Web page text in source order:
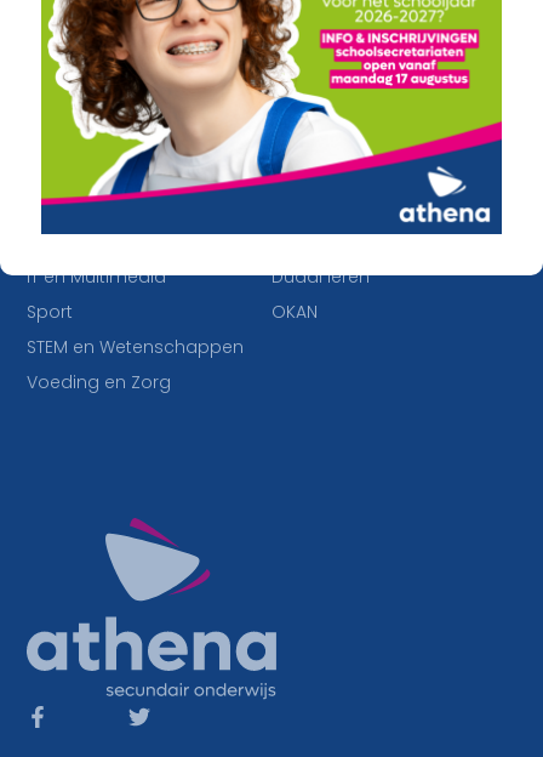
Onze Campussen
athena Pottelberg
athena Drie Hofsteden
Buitengewoon onderwijs
Duaal leren
OKAN
Lesaanbod
Algemene vorming
Constructie en Techniek
Economie en Maatschappij
IT en Multimedia
Sport
STEM en Wetenschappen
Voeding en Zorg